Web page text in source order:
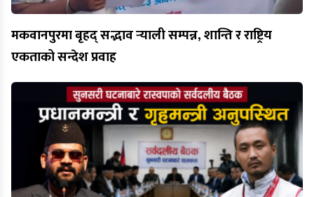
मकवानपुरमा बृहद् सद्भाव र्‍याली सम्पन्न, शान्ति र राष्ट्रिय
एकताको सन्देश प्रवाह